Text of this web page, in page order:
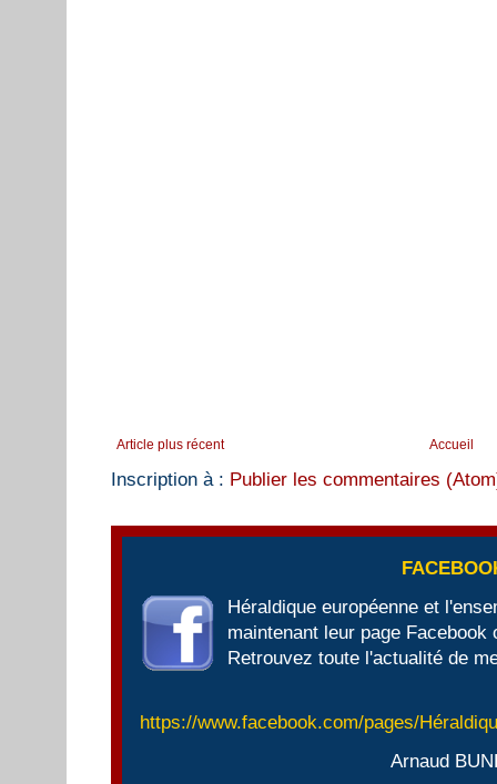
Article plus récent Accueil
Inscription à : Publier les commentaires
Héraldique européenne et
maintenant leur page Facebook
Retrouvez toute l'actualité de
https://www.facebook.com/pages/
Arnaud